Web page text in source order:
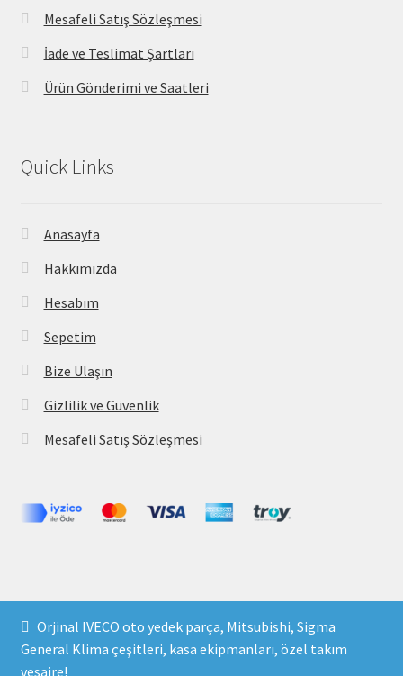
Orjinal IVECO oto yedek parça, Mitsubishi, Sigma
General Klima çeşitleri, kasa ekipmanları, özel takım
vesaire!
Mesafeli Satış Sözleşmesi
İade ve Teslimat Şartları
Ürün Gönderimi ve Saatleri
Quick Links
Anasayfa
Hakkımızda
Hesabım
Sepetim
Bize Ulaşın
Gizlilik ve Güvenlik
Mesafeli Satış Sözleşmesi
Copyright 2021 © parcavs.com Tüm hakları saklıdır. Kredi
kartı bilgileriniz 256bit SSL sertifikası ile korunmaktadır.